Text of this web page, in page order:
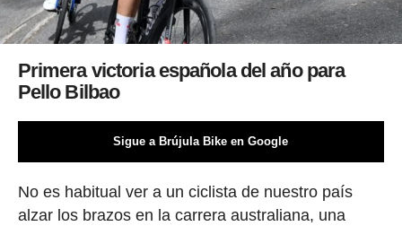
Primera victoria española del año para
Pello Bilbao
Sigue a Brújula Bike en Google
No es habitual ver a un ciclista de nuestro país
alzar los brazos en la carrera australiana, una